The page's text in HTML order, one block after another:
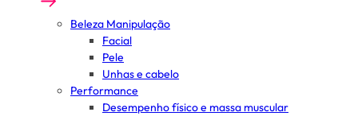
Beleza Manipulação
Facial
Pele
Unhas e cabelo
Performance
Desempenho físico e massa muscular